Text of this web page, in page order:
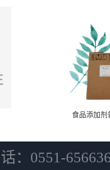
食品添加剂
：0551-